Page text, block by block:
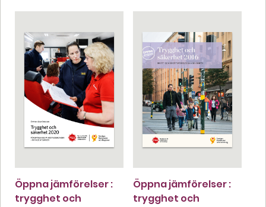
Öppna jämförelser :
trygghet och
Öppna jämförelser :
trygghet och